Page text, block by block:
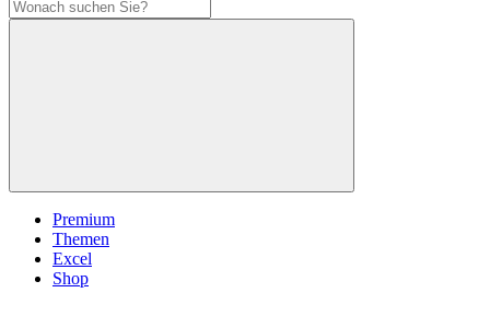
Premium
Themen
Excel
Shop